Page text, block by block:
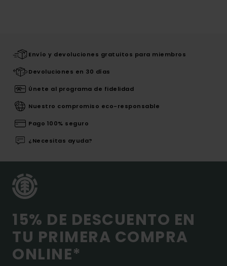
Envío y devoluciones gratuitos para miembros
Devoluciones en 30 días
Únete al programa de fidelidad
Nuestro compromiso eco-responsable
Pago 100% seguro
¿Necesitas ayuda?
15% DE DESCUENTO EN
TU PRIMERA COMPRA
ONLINE*